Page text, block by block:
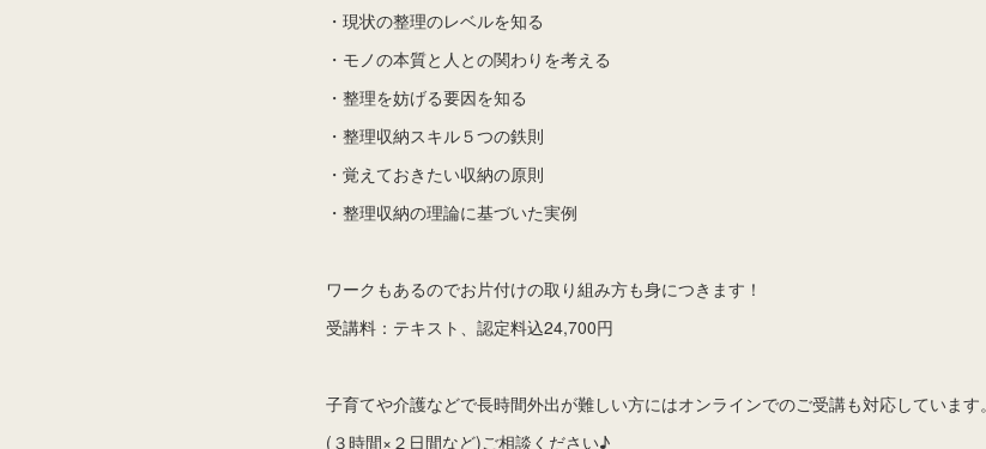
・現状の整理のレベルを知る
・モノの本質と人との関わりを考える
・整理を妨げる要因を知る
・整理収納スキル５つの鉄則
・覚えておきたい収納の原則
・整理収納の理論に基づいた実例
ワークもあるのでお片付けの取り組み方も身につきます！
受講料：テキスト、認定料込24,700円
子育てや介護などで長時間外出が難しい方にはオンラインでのご受講も対応しています。
(３時間×２日間など)ご相談ください♪